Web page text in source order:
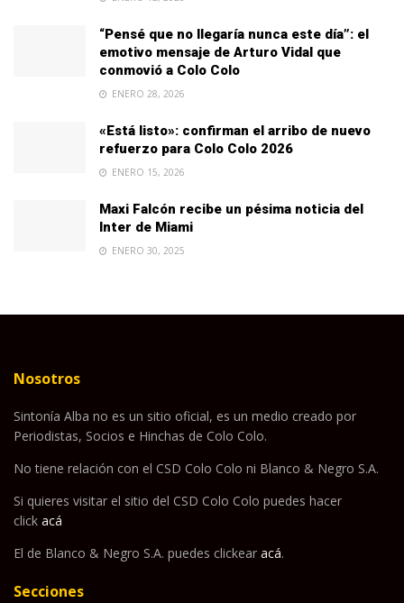
“Pensé que no llegaría nunca este día”: el
emotivo mensaje de Arturo Vidal que
conmovió a Colo Colo
ENERO 28, 2026
«Está listo»: confirman el arribo de nuevo
refuerzo para Colo Colo 2026
ENERO 15, 2026
Maxi Falcón recibe un pésima noticia del
Inter de Miami
ENERO 30, 2025
Nosotros
Sintonía Alba no es un sitio oficial, es un medio creado por
Periodistas, Socios e Hinchas de Colo Colo.
No tiene relación con el CSD Colo Colo ni Blanco & Negro S.A.
Si quieres visitar el sitio del CSD Colo Colo puedes hacer
click acá
El de Blanco & Negro S.A. puedes clickear acá.
Secciones